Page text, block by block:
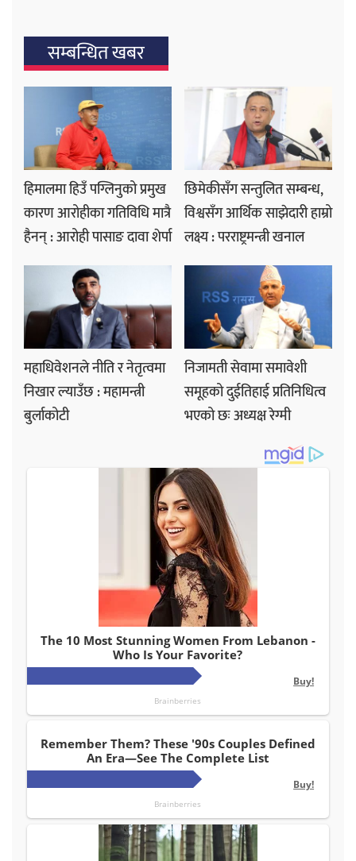
सम्बन्धित खबर
हिमालमा हिउँ पग्लिनुको प्रमुख
कारण आरोहीका गतिविधि मात्रै
हैनन् : आरोही पासाङ दावा शेर्पा
छिमेकीसँग सन्तुलित सम्बन्ध,
विश्वसँग आर्थिक साझेदारी हाम्रो
लक्ष्य : परराष्ट्रमन्त्री खनाल
महाधिवेशनले नीति र नेतृत्वमा
निखार ल्याउँछ : महामन्त्री
बुर्लाकोटी
निजामती सेवामा समावेशी
समूहको दुईतिहाई प्रतिनिधित्व
भएको छः अध्यक्ष रेग्मी